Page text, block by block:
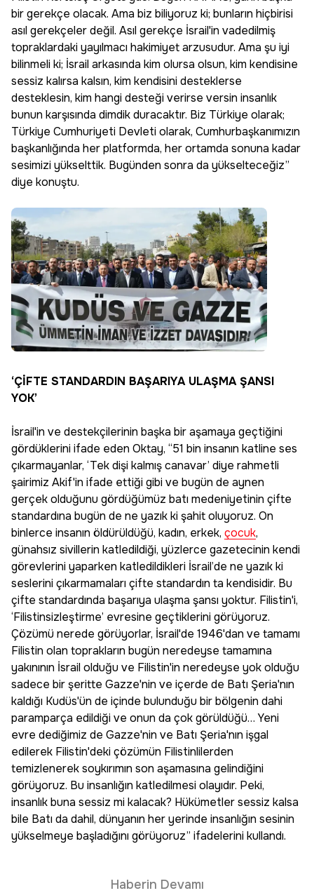
bir gerekçe olacak. Ama biz biliyoruz ki; bunların hiçbirisi
asıl gerekçeler değil. Asıl gerekçe İsrail'in vadedilmiş
topraklardaki yayılmacı hakimiyet arzusudur. Ama şu iyi
bilinmeli ki; İsrail arkasında kim olursa olsun, kim kendisine
sessiz kalırsa kalsın, kim kendisini desteklerse
desteklesin, kim hangi desteği verirse versin insanlık
bunun karşısında dimdik duracaktır. Biz Türkiye olarak;
Türkiye Cumhuriyeti Devleti olarak, Cumhurbaşkanımızın
başkanlığında her platformda, her ortamda sonuna kadar
sesimizi yükselttik. Bugünden sonra da yükselteceğiz”
diye konuştu.
‘ÇİFTE STANDARDIN BAŞARIYA ULAŞMA ŞANSI
YOK’
İsrail'in ve destekçilerinin başka bir aşamaya geçtiğini
gördüklerini ifade eden Oktay, “51 bin insanın katline ses
çıkarmayanlar, ‘Tek dişi kalmış canavar’ diye rahmetli
şairimiz Akif'in ifade ettiği gibi ve bugün de aynen
gerçek olduğunu gördüğümüz batı medeniyetinin çifte
standardına bugün de ne yazık ki şahit oluyoruz. On
binlerce insanın öldürüldüğü, kadın, erkek, çocuk,
günahsız sivillerin katledildiği, yüzlerce gazetecinin kendi
görevlerini yaparken katledildikleri İsrail’de ne yazık ki
seslerini çıkarmamaları çifte standardın ta kendisidir. Bu
çifte standardında başarıya ulaşma şansı yoktur. Filistin'i,
‘Filistinsizleştirme’ evresine geçtiklerini görüyoruz.
Çözümü nerede görüyorlar, İsrail'de 1946'dan ve tamamı
Filistin olan toprakların bugün neredeyse tamamına
yakınının İsrail olduğu ve Filistin'in neredeyse yok olduğu
sadece bir şeritte Gazze'nin ve içerde de Batı Şeria'nın
kaldığı Kudüs'ün de içinde bulunduğu bir bölgenin dahi
paramparça edildiği ve onun da çok görüldüğü… Yeni
evre dediğimiz de Gazze'nin ve Batı Şeria'nın işgal
edilerek Filistin'deki çözümün Filistinlilerden
temizlenerek soykırımın son aşamasına gelindiğini
görüyoruz. Bu insanlığın katledilmesi olayıdır. Peki,
insanlık buna sessiz mi kalacak? Hükümetler sessiz kalsa
bile Batı da dahil, dünyanın her yerinde insanlığın sesinin
yükselmeye başladığını görüyoruz” ifadelerini kullandı.
Haberin Devamı